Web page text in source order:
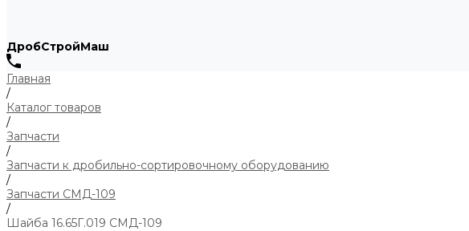
ДробСтройМаш
Главная
/
Каталог товаров
/
Запчасти
/
Запчасти к дробильно-сортировочному оборудованию
/
Запчасти СМД-109
/
Шайба 16.65Г.019 СМД-109